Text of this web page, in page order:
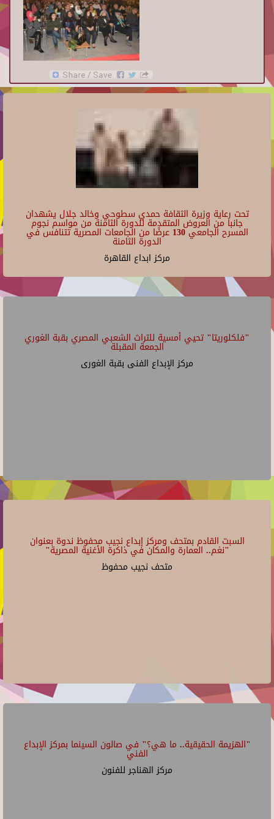
تحت رعاية وزيرة الثقافة حمدي سطوحي وخالد جلال يشهدان
جانبا من العروض المتقدمة للدورة الثامنة من مواسم نجوم
المسرح الجامعي 130 عرضًا من الجامعات المصرية تتنافس في
الدورة الثامنة
مركز ابداع القاهرة
"فلكلوريتا" تحيي أمسية للتراث الشعبي المصري بقبة الغوري
الجمعة المقبلة
مركز الإبداع الفنى بقبة الغورى
السبت القادم بمتحف ومركز إبداع نجيب محفوظ ندوة بعنوان
"نغم.. العمارة والمكان في ذاكرة الأغنية المصرية"
متحف نجيب محفوظ
"الهزيمة الحقيقية.. ما هي؟" في صالون السينما بمركز الإبداع
الفني
مركز الهناجر للفنون